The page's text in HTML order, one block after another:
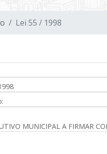
Lei 55 / 1998
MUNICIPAL A FIRMAR